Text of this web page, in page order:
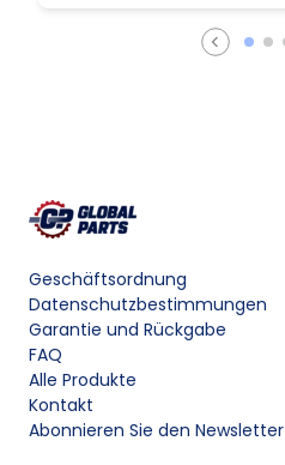
Geschäftsordnung
Datenschutzbestimmungen
Garantie und Rückgabe
FAQ
Alle Produkte
Kontakt
Abonnieren Sie den Newsletter